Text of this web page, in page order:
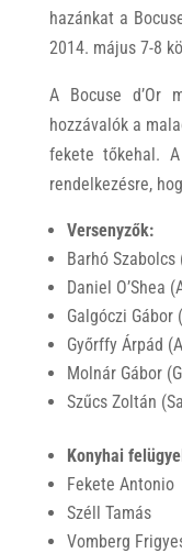
hazánkat a
2014. május 7-8
A Bocuse d’Or
hozzávalók a
fekete tőkehal.
rendelkezésre,
Versenyzők:
Barhó
Daniel O’Shea
Galgóczi Gábor
Győrffy Árpád
Molnár Gábor
Szűcs Zoltán
Konyhai
Fekete Antonio
Széll Tamás
Vomberg